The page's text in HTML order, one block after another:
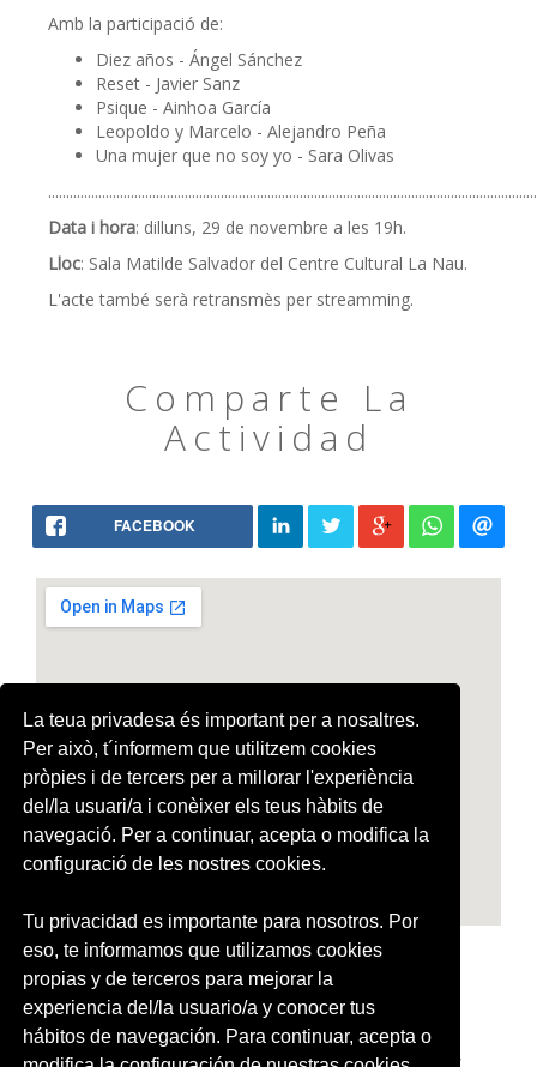
La teua privadesa és important per a nosaltres.
Per això, t´informem que utilitzem cookies
pròpies i de tercers per a millorar l'experiència
del/la usuari/a i conèixer els teus hàbits de
navegació. Per a continuar, acepta o modifica la
configuració de les nostres cookies.
Tu privacidad es importante para nosotros. Por
eso, te informamos que utilizamos cookies
propias y de terceros para mejorar la
experiencia del/la usuario/a y conocer tus
hábitos de navegación. Para continuar, acepta o
Amb la participació de:
Diez años - Ángel Sánchez
Reset - Javier Sanz
Psique - Ainhoa García
Leopoldo y Marcelo - Alejandro Peña
Una mujer que no soy yo - Sara Olivas
Data i hora: dilluns, 29 de novembre a les 19h.
Lloc: Sala Matilde Salvador del Centre Cultural La Nau.
L'acte també serà retransmès per streamming.
Comparte La
Actividad
FACEBOOK